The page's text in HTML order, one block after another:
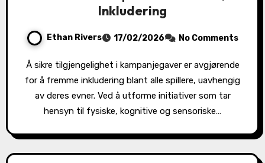
Inkludering
Ethan Rivers 17/02/2026 No Comments
Å sikre tilgjengelighet i kampanjegaver er avgjørende
for å fremme inkludering blant alle spillere, uavhengig
av deres evner. Ved å utforme initiativer som tar
hensyn til fysiske, kognitive og sensoriske…